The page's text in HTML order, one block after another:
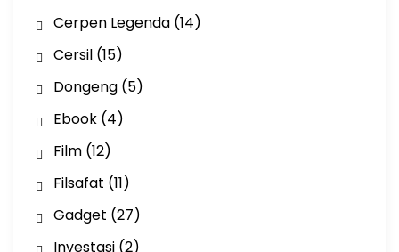
Cerpen Legenda(14)
Cersil(15)
Dongeng(5)
Ebook(4)
Film(12)
Filsafat (11)
Gadget (27)
Investasi(2)